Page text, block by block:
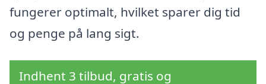
fungerer optimalt, hvilket sparer dig tid
og penge på lang sigt.
Indhent 3 tilbud, gratis og